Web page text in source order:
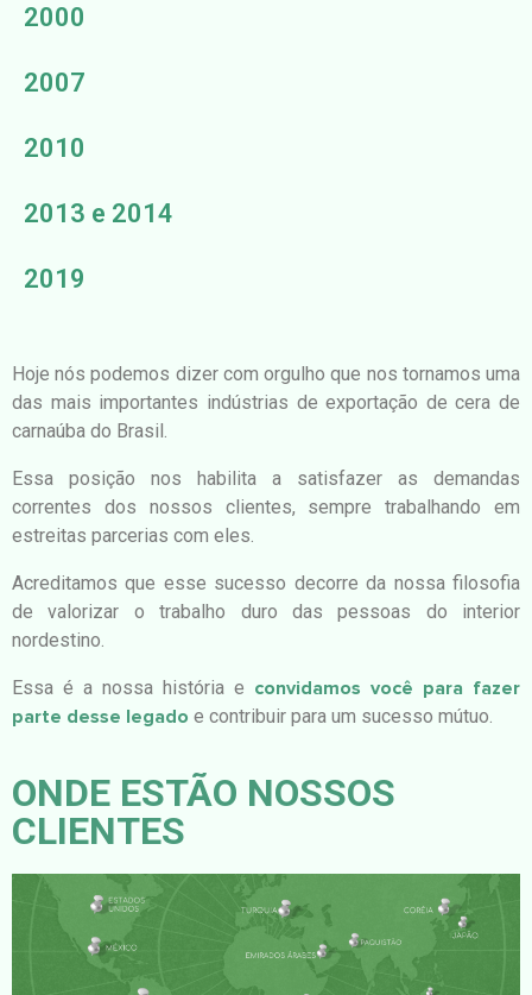
2000
2007
2010
2013 e 2014
2019
Hoje nós podemos dizer com orgulho que nos tornamos uma
das mais importantes indústrias de exportação de cera de
carnaúba do Brasil.
Essa posição nos habilita a satisfazer as demandas
correntes dos nossos clientes, sempre trabalhando em
estreitas parcerias com eles.
Acreditamos que esse sucesso decorre da nossa filosofia
de valorizar o trabalho duro das pessoas do interior
nordestino.
Essa é a nossa história e convidamos você para fazer
parte desse legado e contribuir para um sucesso mútuo.
ONDE ESTÃO NOSSOS
CLIENTES